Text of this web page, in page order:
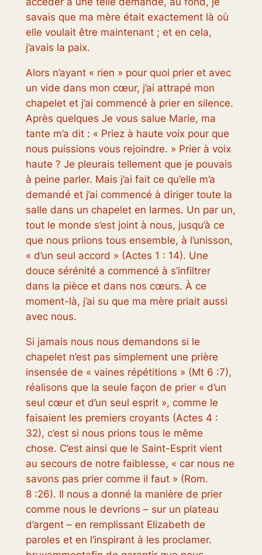
savais que ma mère était exactement là où
elle voulait être maintenant ; et en cela,
j’avais la paix.
Alors n’ayant « rien » pour quoi prier et avec
un vide dans mon cœur, j’ai attrapé mon
chapelet et j’ai commencé à prier en silence.
Après quelques Je vous salue Marie, ma
tante m’a dit : « Priez à haute voix pour que
nous puissions vous rejoindre. » Prier à voix
haute ? Je pleurais tellement que je pouvais
à peine parler. Mais j’ai fait ce qu’elle m’a
demandé et j’ai commencé à diriger toute la
salle dans un chapelet en larmes. Un par un,
tout le monde s’est joint à nous, jusqu’à ce
que nous priions tous ensemble, à l’unisson,
« d’un seul accord » (Actes 1 : 14). Une
douce sérénité a commencé à s’infiltrer
dans la pièce et dans nos cœurs. À ce
moment-là, j’ai su que ma mère priait aussi
avec nous.
Si jamais nous nous demandons si le
chapelet n’est pas simplement une prière
insensée de « vaines répétitions » (Mt 6 :7),
réalisons que la seule façon de prier « d’un
seul cœur et d’un seul esprit », comme le
faisaient les premiers croyants (Actes 4 :
32), c’est si nous prions tous le même
chose. C’est ainsi que le Saint-Esprit vient
au secours de notre faiblesse, « car nous ne
savons pas prier comme il faut » (Rom.
8 :26). Il nous a donné la manière de prier
comme nous le devrions – sur un plateau
d’argent – ​​en remplissant Elizabeth de
paroles et en l’inspirant à les proclamer.